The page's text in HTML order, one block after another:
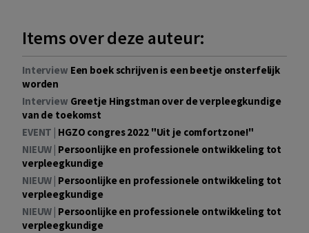
Items over deze auteur:
Interview Een boek schrijven is een beetje onsterfelijk
worden
Interview Greetje Hingstman over de verpleegkundige
van de toekomst
EVENT | HGZO congres 2022 "Uit je comfortzone!"
NIEUW | Persoonlijke en professionele ontwikkeling tot
verpleegkundige
NIEUW | Persoonlijke en professionele ontwikkeling tot
verpleegkundige
NIEUW | Persoonlijke en professionele ontwikkeling tot
verpleegkundige